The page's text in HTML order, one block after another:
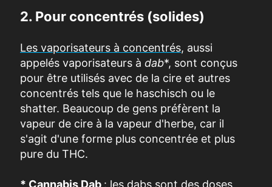
2. Pour concentrés (solides)
Les vaporisateurs à concentrés, aussi
appelés vaporisateurs à dab*, sont conçus
pour être utilisés avec de la cire et autres
concentrés tels que le haschisch ou le
shatter. Beaucoup de gens préfèrent la
vapeur de cire à la vapeur d'herbe, car il
s'agit d'une forme plus concentrée et plus
pure du THC.
* Cannabis Dab : les dabs sont des doses